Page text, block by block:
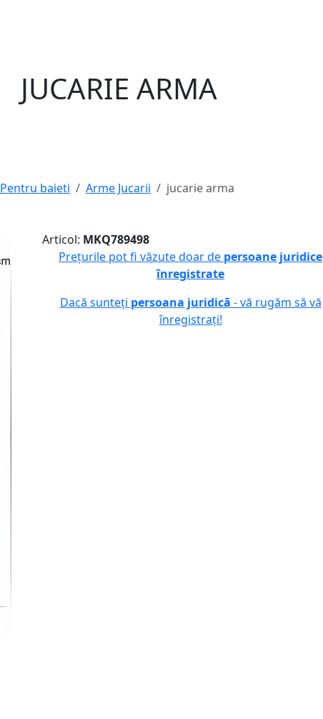
JUCARIE ARMA
Pentru baieti Arme Jucarii jucarie arma
Articol: MKQ789498
Prețurile pot fi văzute doar de persoane juridice
înregistrate
Dacă sunteți persoana juridică - vă rugăm să vă
înregistrați!